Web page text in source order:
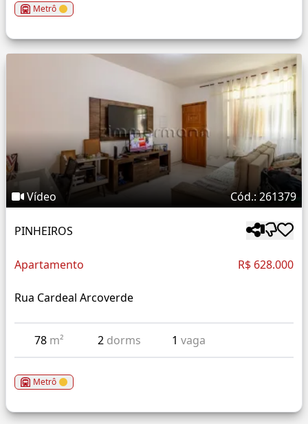
Metrô
Vídeo Cód.: 261379
PINHEIROS
Apartamento R$ 628.000
Rua Cardeal Arcoverde
78 m² 2 dorms 1vaga
Metrô